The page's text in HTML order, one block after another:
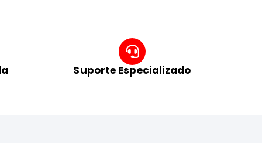
Suporte Especializado